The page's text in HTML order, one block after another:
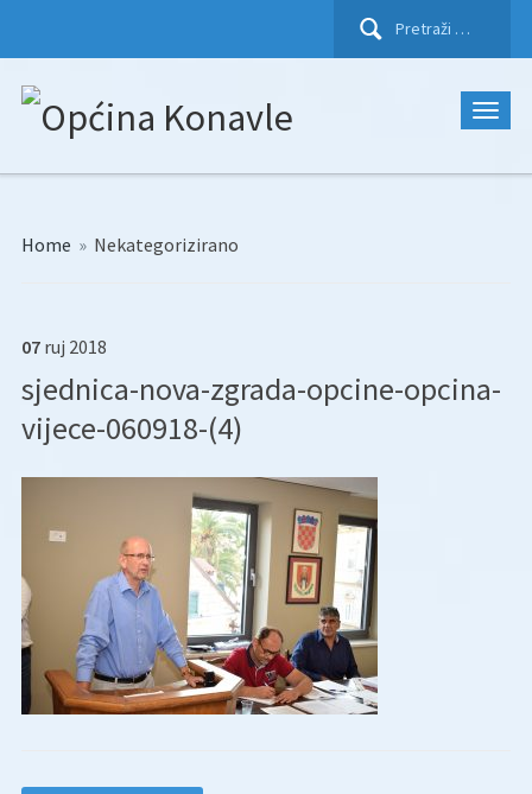
Pretraži:
Home » Nekategorizirano
07 ruj 2018
sjednica-nova-zgrada-opcine-opcina-
vijece-060918-(4)